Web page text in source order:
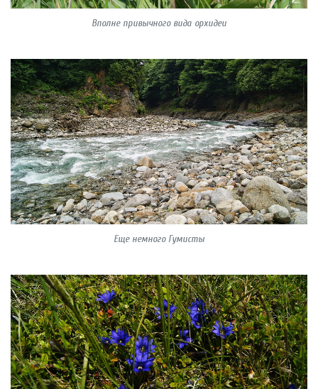
Вполне привычного вида орхидеи
Еще немного Гумисты